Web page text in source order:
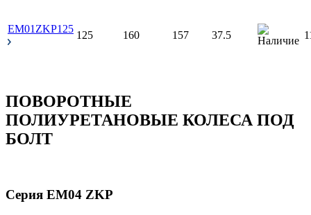
EM01ZKP125
125 160 157 37.5
ПОВОРОТНЫЕ
ПОЛИУРЕТАНОВЫЕ КОЛЕСА ПОД
БОЛТ
Серия EM04 ZKP